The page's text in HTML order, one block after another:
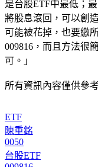
是台股ETF中最低；
將股息滾回，可以創
可能被花掉，也要繳
009816，而且方法很
可。」
所有資訊內容僅供參
ETF
陳重銘
0050
台股ETF